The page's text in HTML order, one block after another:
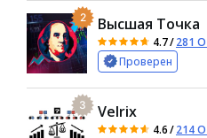
2 Высшая Точка
4.7/281
Проверен
3 Velrix
4.6/214